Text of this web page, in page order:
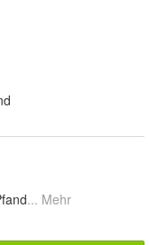
... Mehr